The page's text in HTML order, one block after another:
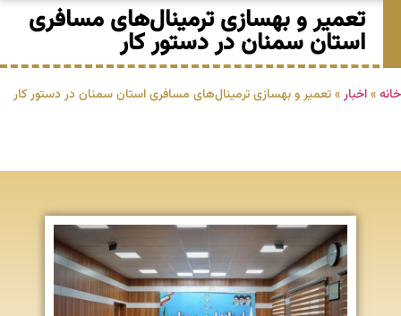
تعمیر و بهسازی ترمینال‌های مسافری
استان سمنان در دستور کار
خانه»اخبار »تعمیر و بهسازی ترمینال‌های مسافری استان سمنان در دستور کار